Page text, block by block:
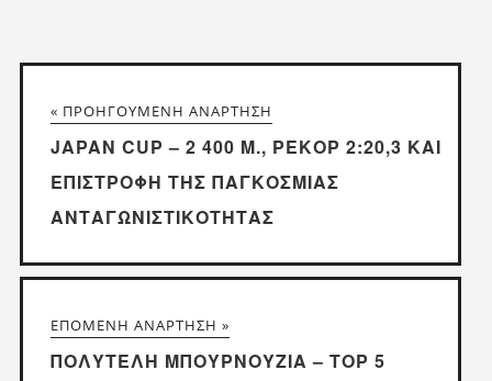
« ΠΡΟΗΓΟΎΜΕΝΗ ΑΝΆΡΤΗΣΗ
JAPAN CUP – 2 400 Μ., ΡΕΚΌΡ 2:20,3 ΚΑΙ
ΕΠΙΣΤΡΟΦΉ ΤΗΣ ΠΑΓΚΌΣΜΙΑΣ
ΑΝΤΑΓΩΝΙΣΤΙΚΌΤΗΤΑΣ
ΕΠΌΜΕΝΗ ΑΝΆΡΤΗΣΗ »
ΠΟΛΥΤΕΛΉ ΜΠΟΥΡΝΟΎΖΙΑ – TOP 5